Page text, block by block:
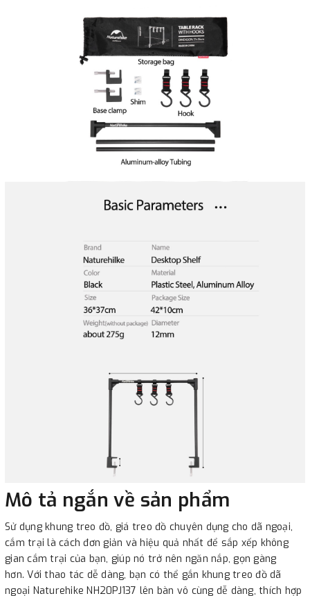
Mô tả ngắn về sản phẩm
Sử dụng khung treo đồ, giá treo đồ chuyên dụng cho dã ngoại,
cắm trại là cách đơn giản và hiệu quả nhất để sắp xếp không
gian cắm trại của bạn, giúp nó trở nên ngăn nắp, gọn gàng
hơn. Với thao tác dễ dàng, bạn có thể gắn khung treo đồ dã
ngoại Naturehike NH20PJ137 lên bàn vô cùng dễ dàng, thích hợp